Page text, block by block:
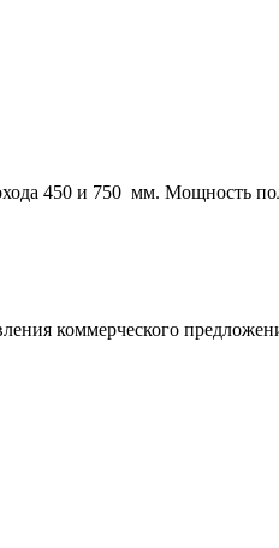
450 и 750 мм. Мощность
коммерческого